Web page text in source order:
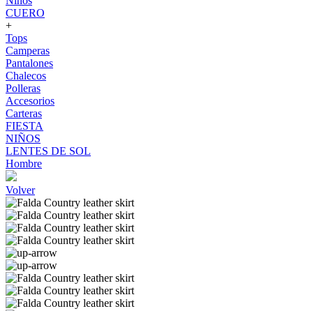
CUERO
+
Tops
Camperas
Pantalones
Chalecos
Polleras
Accesorios
Carteras
FIESTA
NIÑOS
LENTES DE SOL
Hombre
Volver